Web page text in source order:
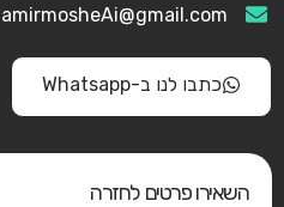
amirmosheAi@gmail.com
כתבו לנו ב-Whatsapp
השאירו פרטים לחזרה